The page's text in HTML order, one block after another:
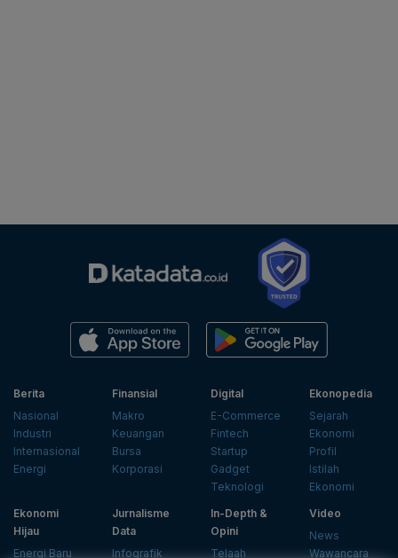
Berita
Nasional
Industri
Internasional
Energi
Finansial
Makro
Keuangan
Bursa
Korporasi
Digital
E-Commerce
Fintech
Startup
Gadget
Teknologi
Ekonopedia
Sejarah
Ekonomi
Profil
Istilah
Ekonomi
Ekonomi
Hijau
Energi Baru
Jurnalisme
Data
Infografik
In-Depth &
Opini
Telaah
Video
News
Wawancara